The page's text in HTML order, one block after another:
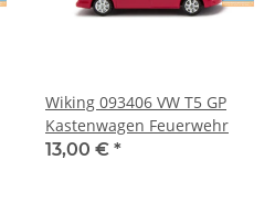
Wiking 093406 VW T5 GP
Kastenwagen Feuerwehr
13,00 € *